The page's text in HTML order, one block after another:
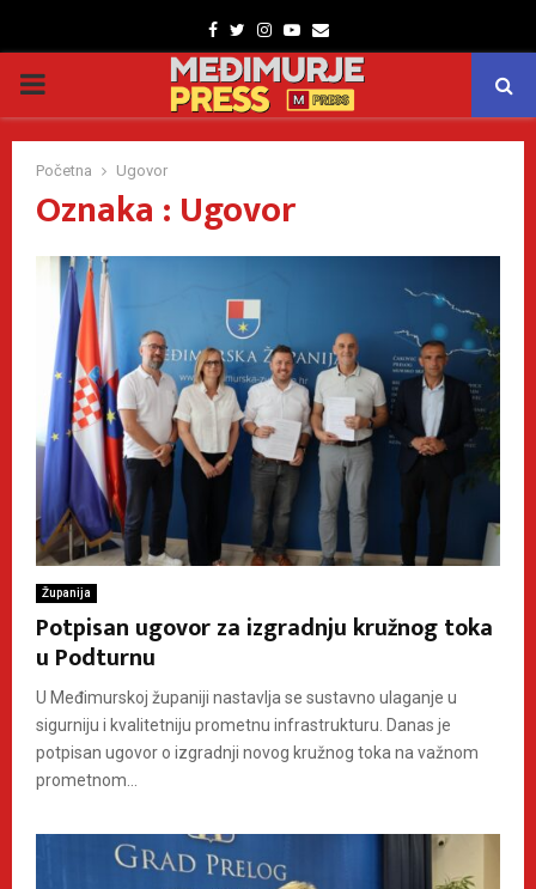
Facebook
TwitterInstagram
Youtube
Email
PRIMARY
MENU
Početna Ugovor
Oznaka : Ugovor
Županija
Potpisan ugovor za izgradnju kružnog toka
u Podturnu
U Međimurskoj županiji nastavlja se sustavno ulaganje u
sigurniju i kvalitetniju prometnu infrastrukturu. Danas je
potpisan ugovor o izgradnji novog kružnog toka na važnom
prometnom...